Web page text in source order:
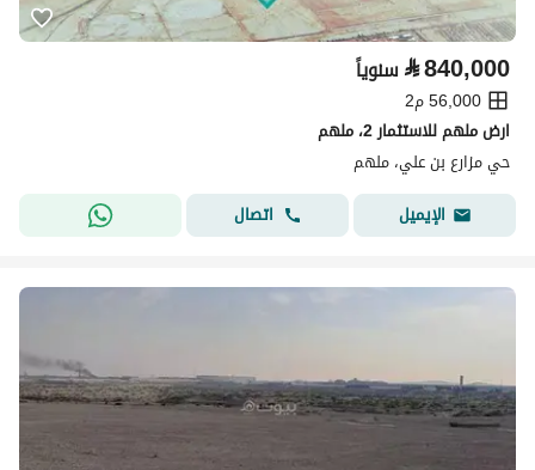
⃁840,000 سنوياً
56,000 م2
ارض ملهم للاستثمار 2، ملهم
حي مزارع بن علي، ملهم
الإيميل
اتصال